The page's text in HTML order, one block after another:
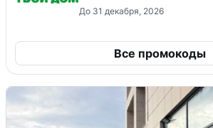
До 31 декабря, 2026
Все промокоды